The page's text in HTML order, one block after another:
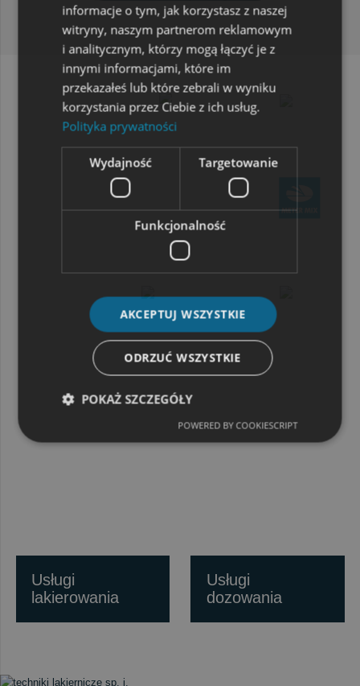
Usługi
lakierowania
Usługi
dozowania
informacje o tym, jak korzystasz z naszej
witryny, naszym partnerom reklamowym
i analitycznym, którzy mogą łączyć je z
innymi informacjami, które im
przekazałeś lub które zebrali w wyniku
korzystania przez Ciebie z ich usług.
Polityka prywatności
Wydajność Targetowanie
Funkcjonalność
AKCEPTUJ WSZYSTKIE
ODRZUĆ WSZYSTKIE
POKAŻ SZCZEGÓŁY
POWERED BY COOKIESCRIPT